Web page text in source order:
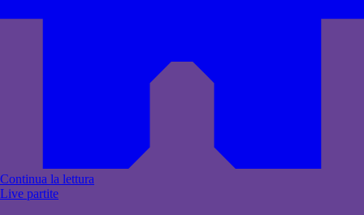
Continua la lettura
Live partite